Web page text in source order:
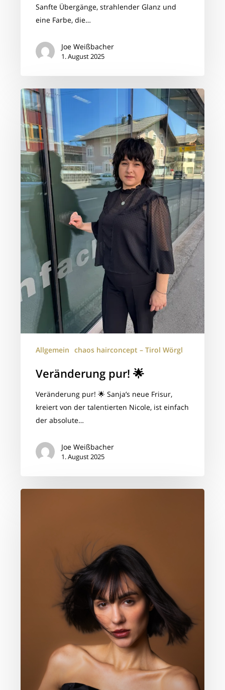
Sanfte Übergänge, strahlender Glanz und
eine Farbe, die…
Joe Weißbacher
1. August 2025
Veränderung
pur!
🌟
Allgemein chaos hairconcept – Tirol Wörgl
Veränderung pur! 🌟
Veränderung pur! 🌟 Sanja’s neue Frisur,
kreiert von der talentierten Nicole, ist einfach
der absolute…
Joe Weißbacher
1. August 2025